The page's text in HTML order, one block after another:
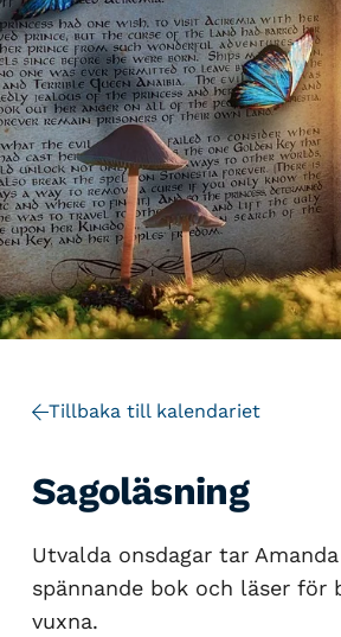
Tillbaka till kalendariet
Sagoläsning
Utvalda onsdagar tar
spännande bok och läser för
vuxna.